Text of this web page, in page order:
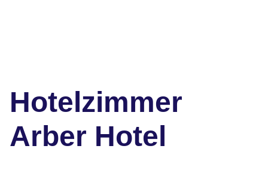
Hotelzimmer
Arber Hotel